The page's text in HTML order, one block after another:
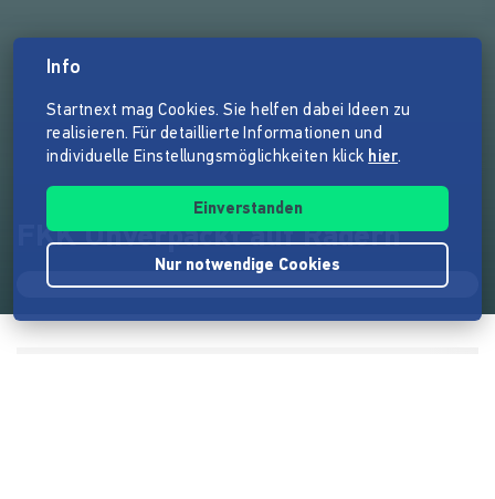
FKK Unverpackt auf Rädern
Info
Startnext mag Cookies. Sie helfen dabei Ideen zu
realisieren. Für detaillierte Informationen und
individuelle Einstellungsmöglichkeiten klick hier.
Einverstanden
Nur notwendige Cookies